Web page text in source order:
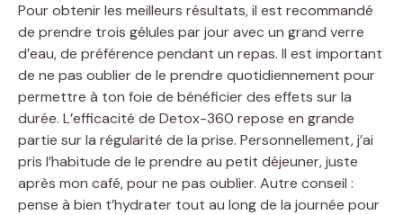
Pour obtenir les meilleurs résultats, il est recommandé
de prendre trois gélules par jour avec un grand verre
d’eau, de préférence pendant un repas. Il est important
de ne pas oublier de le prendre quotidiennement pour
permettre à ton foie de bénéficier des effets sur la
durée. L’efficacité de Detox-360 repose en grande
partie sur la régularité de la prise. Personnellement, j’ai
pris l’habitude de le prendre au petit déjeuner, juste
après mon café, pour ne pas oublier. Autre conseil :
pense à bien t’hydrater tout au long de la journée pour